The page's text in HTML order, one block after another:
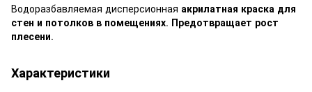
Водоразбавляемая дисперсионная акрилатная краска для
стен и потолков в помещениях. Предотвращает рост
плесени.
Характеристики